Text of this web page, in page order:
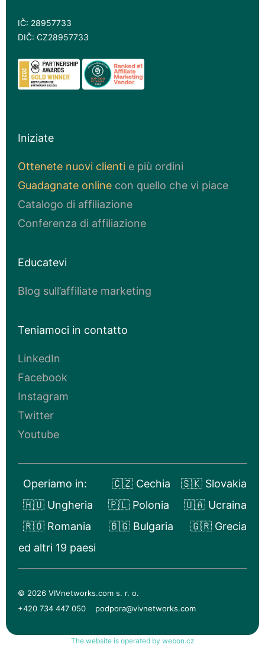
IČ: 28957733
DIČ: CZ28957733
Iniziate
Ottenete nuovi clienti e più ordini
Guadagnate online con quello che vi piace
Catalogo di affiliazione
Conferenza di affiliazione
Educatevi
Blog sull’affiliate marketing
Teniamoci in contatto
LinkedIn
Facebook
Instagram
Twitter
Youtube
Operiamo in: 🇨🇿 Cechia
🇸🇰 Slovakia
🇭🇺 Ungheria
🇵🇱 Polonia
🇺🇦 Ucraina
🇷🇴 Romania
🇧🇬 Bulgaria
🇬🇷 Grecia
ed altri 19 paesi
© 2026 VIVnetworks.com s. r. o.
+420 734 447 050
podpora@vivnetworks.com
The website is operated by webon.cz